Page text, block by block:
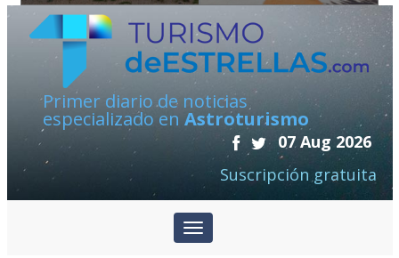
Primer diario de noticias
especializado en Astroturismo
07 Aug 2026
Suscripción gratuita